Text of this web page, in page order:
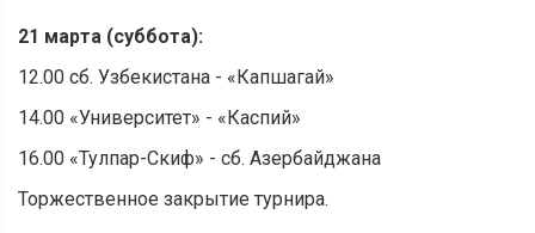
21 марта (суббота):
12.00 сб. Узбекистана - «Капшагай»
14.00 «Университет» - «Каспий»
16.00 «Тулпар-Скиф» - сб. Азербайджана
Торжественное закрытие турнира.